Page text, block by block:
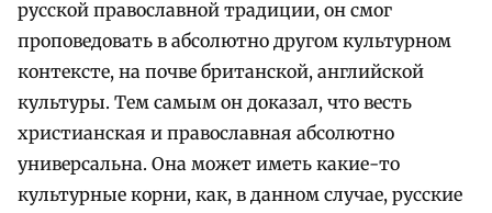
русской православной традиции, он смог
проповедовать в абсолютно другом культурном
контексте, на почве британской, английской
культуры. Тем самым он доказал, что весть
христианская и православная абсолютно
универсальна. Она может иметь какие-то
культурные корни, как, в данном случае, русские